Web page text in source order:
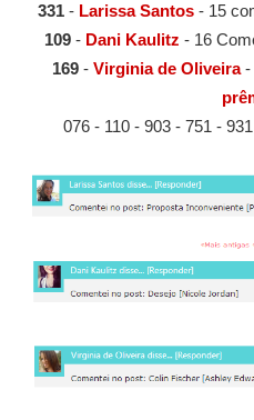
331- Larissa Santos- 15
109 - Dani Kaulitz - 16
169 - Virginia de Oliveira-
076 - 110 - 903 - 751 -